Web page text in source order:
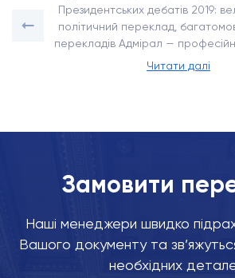
Президентських дебатів 2019:
політичний переклад,
перекладів Адмірал —
Читати далі
Замовити
Наші менеджери швидко
Вашого документу та
необхідних